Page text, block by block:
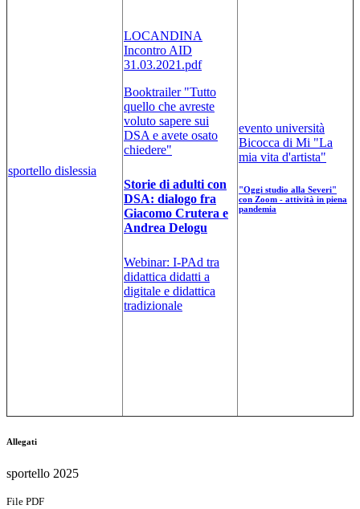
sportello dislessia
LOCANDINA
Incontro AID
31.03.2021.pdf
Booktrailer "Tutto
quello che avreste
voluto sapere sui
DSA e avete osato
chiedere"
Storie di adulti con
DSA: dialogo fra
Giacomo Crutera e
Andrea Delogu
Webinar: I-PAd tra
didattica didatti a
digitale e didattica
tradizionale
evento università
Bicocca di Mi "La
mia vita d'artista"
"Oggi studio alla Severi"
con Zoom - attività in piena
pandemia
Allegati
sportello 2025
File PDF